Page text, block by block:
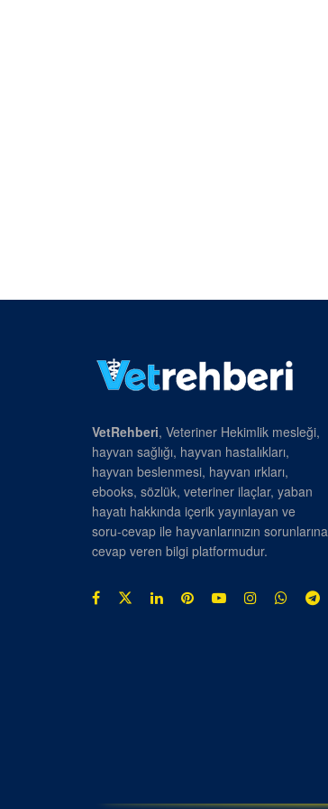
VetRehberi, Veteriner Hekimlik mesleği,
hayvan sağlığı, hayvan hastalıkları,
hayvan beslenmesi, hayvan ırkları,
ebooks, sözlük, veteriner ilaçlar, yaban
hayatı hakkında içerik yayınlayan ve
soru-cevap ile hayvanlarınızın sorunlarına
cevap veren bilgi platformudur.